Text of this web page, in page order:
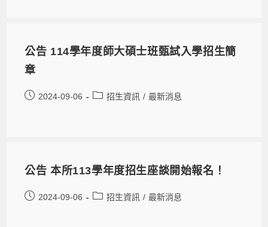
公告 114學年度師大碩士班甄試入學招生簡
章
2024-09-06 招生資訊 / 最新消息
公告 本所113學年度招生座談開始報名！
2024-09-06 招生資訊 / 最新消息